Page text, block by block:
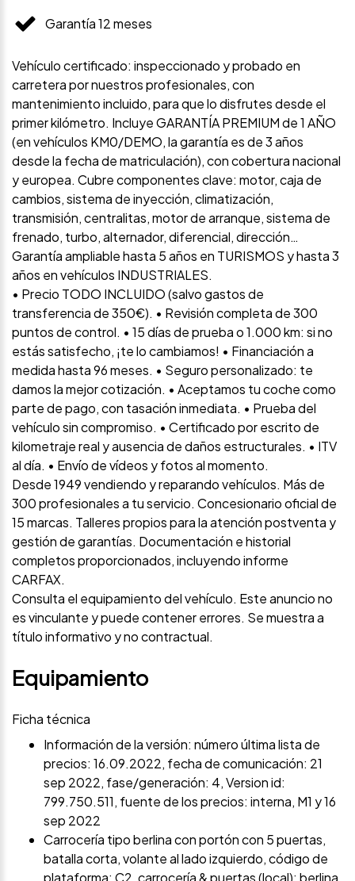
Garantía 12 meses
Vehículo certificado: inspeccionado y probado en
carretera por nuestros profesionales, con
mantenimiento incluido, para que lo disfrutes desde el
primer kilómetro. Incluye GARANTÍA PREMIUM de 1 AÑO
(en vehículos KM0/DEMO, la garantía es de 3 años
desde la fecha de matriculación), con cobertura nacional
y europea. Cubre componentes clave: motor, caja de
cambios, sistema de inyección, climatización,
transmisión, centralitas, motor de arranque, sistema de
frenado, turbo, alternador, diferencial, dirección…
Garantía ampliable hasta 5 años en TURISMOS y hasta 3
años en vehículos INDUSTRIALES.
• Precio TODO INCLUIDO (salvo gastos de
transferencia de 350€). • Revisión completa de 300
puntos de control. • 15 días de prueba o 1.000 km: si no
estás satisfecho, ¡te lo cambiamos! • Financiación a
medida hasta 96 meses. • Seguro personalizado: te
damos la mejor cotización. • Aceptamos tu coche como
parte de pago, con tasación inmediata. • Prueba del
vehículo sin compromiso. • Certificado por escrito de
kilometraje real y ausencia de daños estructurales. • ITV
al día. • Envío de vídeos y fotos al momento.
Desde 1949 vendiendo y reparando vehículos. Más de
300 profesionales a tu servicio. Concesionario oficial de
15 marcas. Talleres propios para la atención postventa y
gestión de garantías. Documentación e historial
completos proporcionados, incluyendo informe
CARFAX.
Consulta el equipamiento del vehículo. Este anuncio no
es vinculante y puede contener errores. Se muestra a
título informativo y no contractual.
Equipamiento
Ficha técnica
Información de la versión: número última lista de
precios: 16.09.2022, fecha de comunicación: 21
sep 2022, fase/generación: 4, Version id:
799.750.511, fuente de los precios: interna, M1 y 16
sep 2022
Carrocería tipo berlina con portón con 5 puertas,
batalla corta, volante al lado izquierdo, código de
plataforma: C2, carrocería & puertas (local): berlina